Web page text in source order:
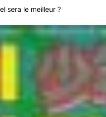
sera le meilleur ?